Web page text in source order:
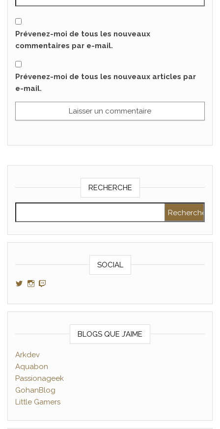
Prévenez-moi de tous les nouveaux
commentaires par e-mail.
Prévenez-moi de tous les nouveaux articles par
e-mail.
RECHERCHE
SOCIAL
Voir le profil de GamerAltris sur Twitter
Voir le profil de GamerAltris sur Instagram
BLOGS QUE J’AIME
Arkdev
Aquabon
Passionageek
GohanBlog
Little Gamers